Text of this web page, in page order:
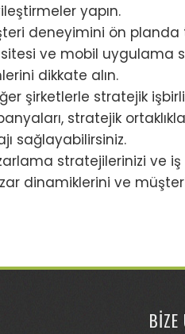
yapın.
deneyimini ön planda
ve mobil uygulama
dikkate alın.
şirketlerle stratejik
stratejik
sağlayabilirsiniz.
stratejilerinizi ve
dinamiklerini ve
BİZE